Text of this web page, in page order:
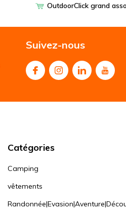
OutdoorClick grand
Suivez-nous
Catégories
Camping
vêtements